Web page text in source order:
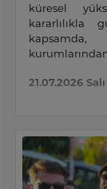
küresel
kararlılıkla
kapsamda,
Üniversitemiz
akademik
bir yelpazede
21.07.2026 Salı